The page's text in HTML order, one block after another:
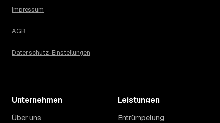
Impressum
AGB
Datenschutz-Einstellungen
Unternehmen
Über uns
Leistungen
Entrümpelung